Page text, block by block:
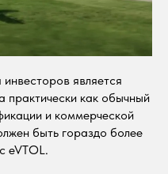
является
практически как обычный
и коммерческой
быть гораздо более
eVTOL.